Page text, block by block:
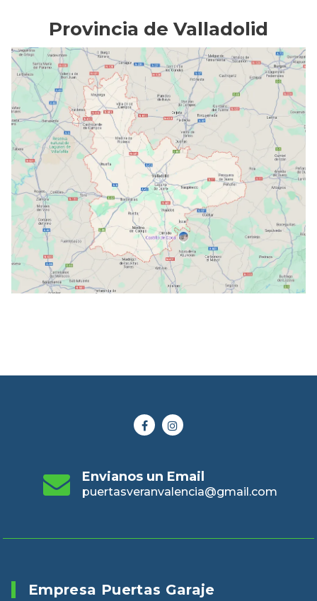
Provincia de Valladolid
Envianos un Email
puertasveranvalencia@gmail.com
Empresa Puertas Garaje